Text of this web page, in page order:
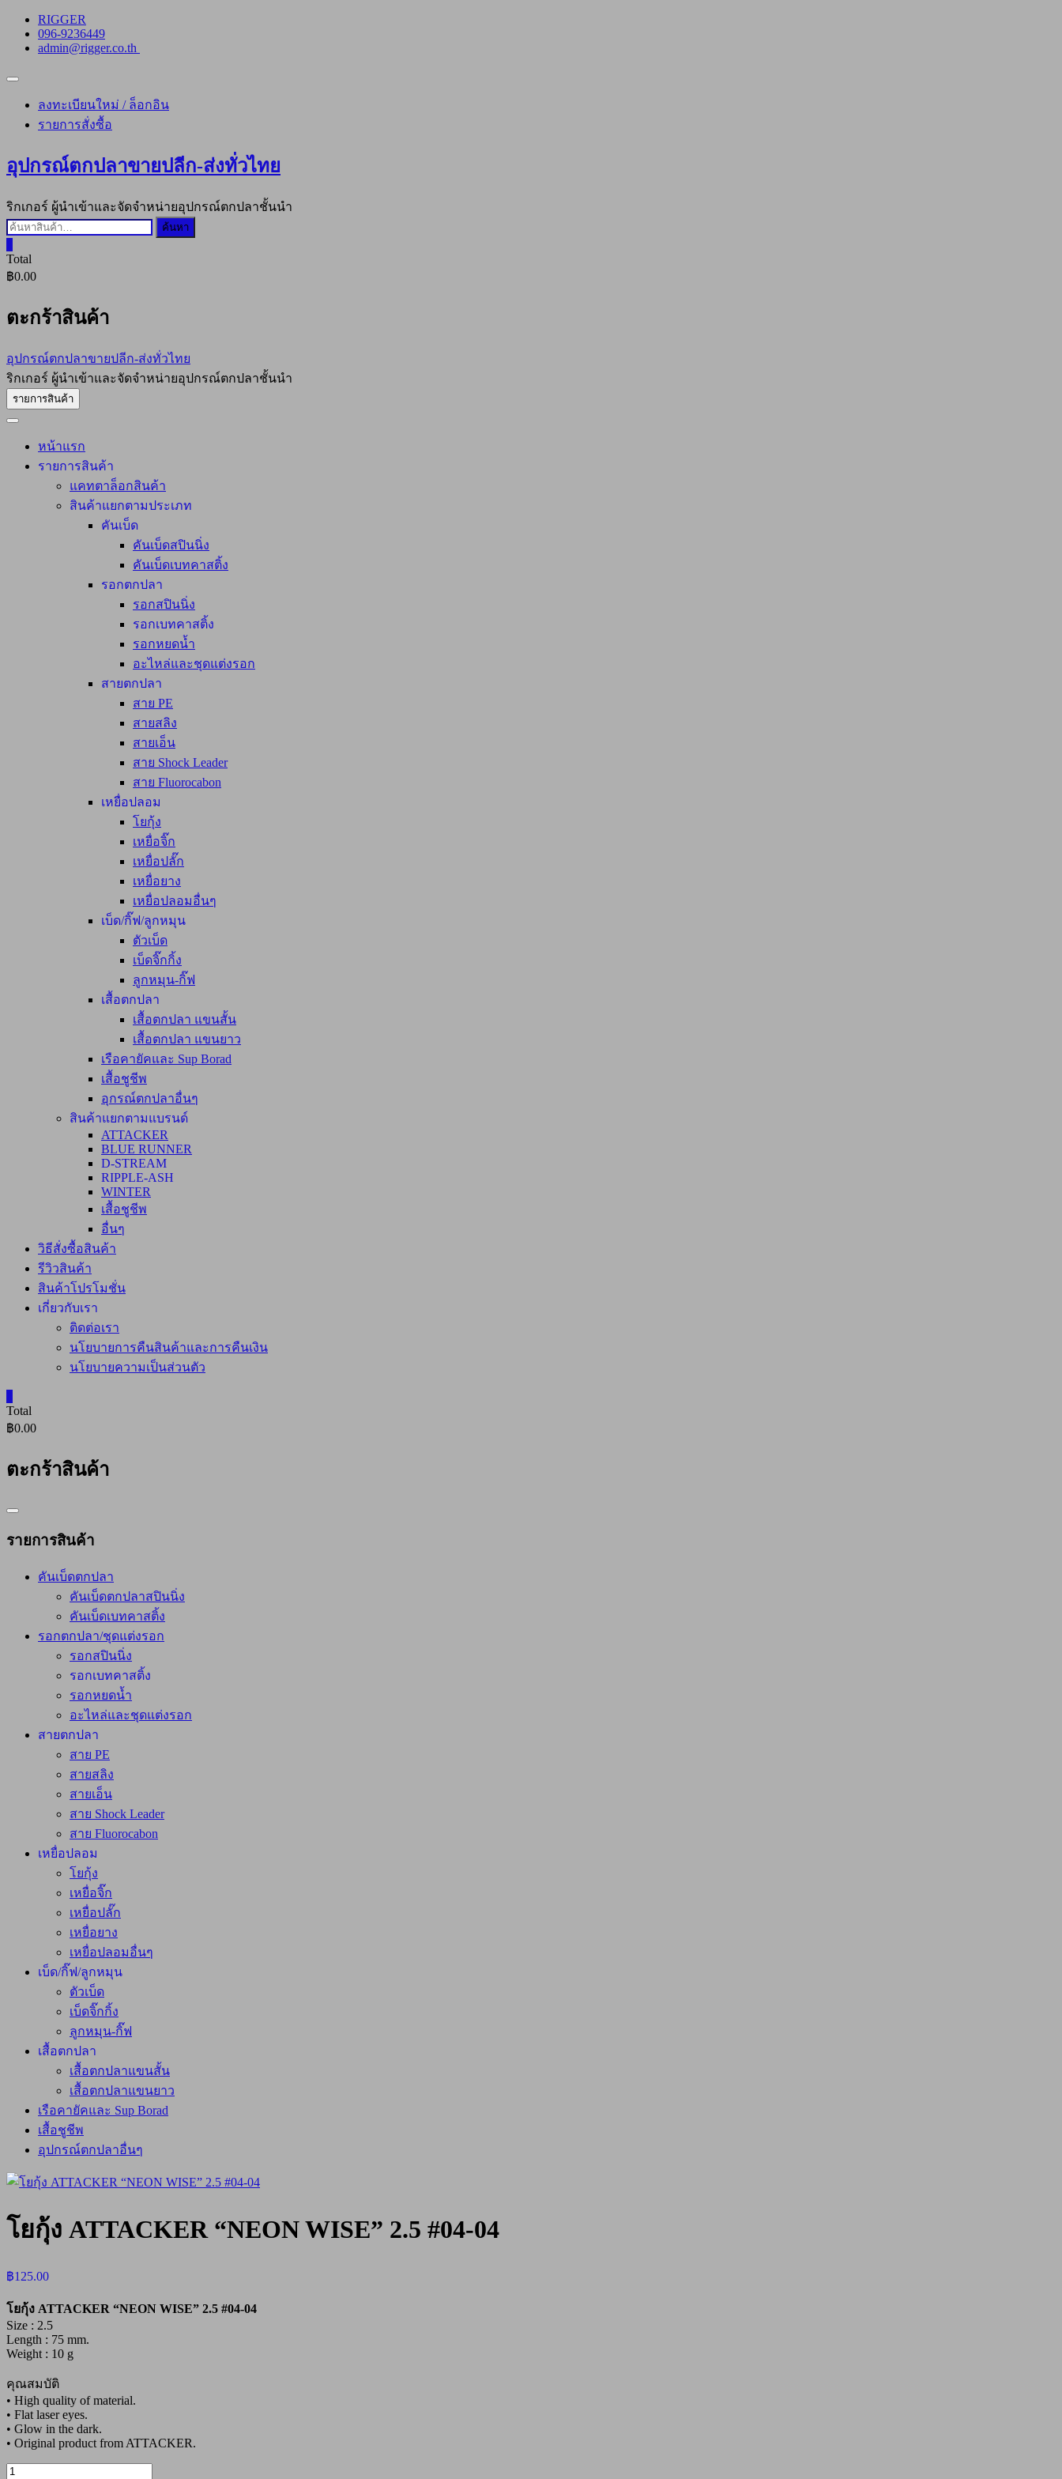
Skip
content
RIGGER
096-9236449
admin@rigger.co.th
Topbar
ลงทะเบียนใหม่ / ล็อกอิน
รายการสั่งซื้อ
อุปกรณ์ตกปลาขายปลีก-ส่งทั่วไทย
ริกเกอร์ ผู้นำเข้าและจัดจำหน่ายอุปกรณ์ตกปลาชั้นนำ
ค้นหา:
ค้นหา
Total
฿0.00
ตะกร้าสินค้า
อุปกรณ์ตกปลาขายปลีก-ส่งทั่วไทย
ริกเกอร์ ผู้นำเข้าและจัดจำหน่ายอุปกรณ์ตกปลาชั้นนำ
รายการสินค้า
หน้าแรก
รายการสินค้า
แคทตาล็อกสินค้า
สินค้าแยกตามประเภท
คันเบ็ด
คันเบ็ดสปินนิ่ง
คันเบ็ดเบทคาสติ้ง
รอกตกปลา
รอกสปินนิ่ง
รอกเบทคาสติ้ง
รอกหยดน้ำ
อะไหล่และชุดแต่งรอก
สายตกปลา
สาย PE
สายสลิง
สายเอ็น
สาย Shock Leader
สาย Fluorocabon
เหยื่อปลอม
โยกุ้ง
เหยื่อจิ๊ก
เหยื่อปลั๊ก
เหยื่อยาง
เหยื่อปลอมอื่นๆ
เบ็ด/กิ๊ฟ/ลูกหมุน
ตัวเบ็ด
เบ็ดจิ๊กกิ้ง
ลูกหมุน-กิ๊ฟ
เสื้อตกปลา
เสื้อตกปลา แขนสั้น
เสื้อตกปลา แขนยาว
เรือคายัคและ Sup Borad
เสื้อชูชีพ
อุกรณ์ตกปลาอื่นๆ
สินค้าแยกตามแบรนด์
ATTACKER
BLUE RUNNER
D-STREAM
RIPPLE-ASH
WINTER
เสื้อชูชีพ
อื่นๆ
วิธีสั่งซื้อสินค้า
รีวิวสินค้า
สินค้าโปรโมชั่น
เกี่ยวกับเรา
ติดต่อเรา
นโยบายการคืนสินค้าและการคืนเงิน
นโยบายความเป็นส่วนตัว
Total
฿0.00
ตะกร้าสินค้า
Catalog
รายการสินค้า
คันเบ็ดตกปลา
คันเบ็ดตกปลาสปินนิ่ง
คันเบ็ดเบทคาสติ้ง
รอกตกปลา/ชุดแต่งรอก
รอกสปินนิ่ง
รอกเบทคาสติ้ง
รอกหยดน้ำ
อะไหล่และชุดแต่งรอก
สายตกปลา
สาย PE
สายสลิง
สายเอ็น
สาย Shock Leader
สาย Fluorocabon
เหยื่อปลอม
โยกุ้ง
เหยื่อจิ๊ก
เหยื่อปลั๊ก
เหยื่อยาง
เหยื่อปลอมอื่นๆ
เบ็ด/กิ๊ฟ/ลูกหมุน
ตัวเบ็ด
เบ็ดจิ๊กกิ้ง
ลูกหมุน-กิ๊ฟ
เสื้อตกปลา
เสื้อตกปลาแขนสั้น
เสื้อตกปลาแขนยาว
เรือคายัคและ Sup Borad
เสื้อชูชีพ
อุปกรณ์ตกปลาอื่นๆ
โยกุ้ง ATTACKER “NEON WISE” 2.5 #04-04
฿125.00
โยกุ้ง ATTACKER “NEON WISE” 2.5 #04-04
Size : 2.5
Length : 75 mm.
Weight : 10 g
คุณสมบัติ
• High quality of material.
• Flat laser eyes.
• Glow in the dark.
• Original product from ATTACKER.
จำนวน